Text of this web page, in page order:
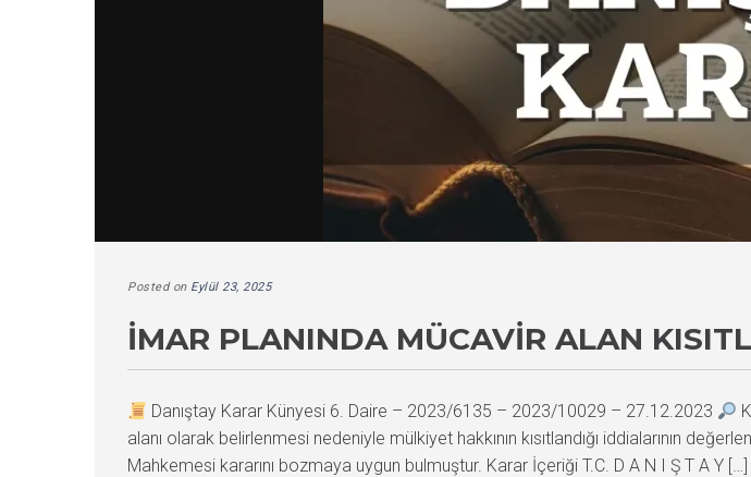
Posted on Eylül 23, 2025
İMAR PLANINDA MÜCAVIR ALAN
Danıştay Karar Künyesi 6. Daire – 2023/6135 – 2023/10029 – 27.12.2023
alanı olarak belirlenmesi nedeniyle mülkiyet hakkının kısıtlandığı iddialarının
Mahkemesi kararını bozmaya uygun bulmuştur. Karar İçeriği T.C. D A N I Ş T A Y […]